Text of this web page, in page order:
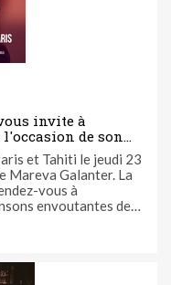
invite à
de son
et Tahiti le jeudi 23
Mareva Galanter. La
vous à
envoutantes de